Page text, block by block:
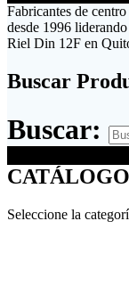
Fabricantes de
desde 1996
Riel Din 12F en
Buscar
Buscar:
CATÁLOGO
Seleccione la